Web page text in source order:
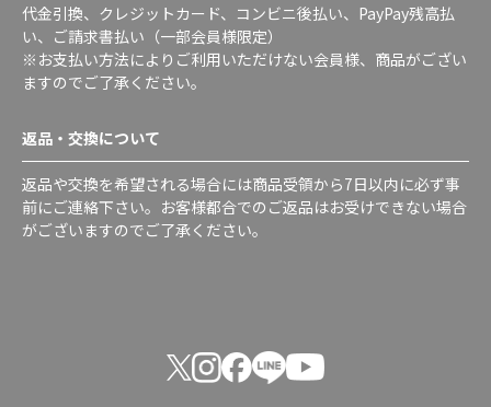
代金引換、クレジットカード、コンビニ後払い、PayPay残高払
い、ご請求書払い（一部会員様限定）
※お支払い方法によりご利用いただけない会員様、商品がござい
ますのでご了承ください。
返品・交換について
返品や交換を希望される場合には商品受領から7日以内に必ず事
前にご連絡下さい。お客様都合でのご返品はお受けできない場合
がございますのでご了承ください。